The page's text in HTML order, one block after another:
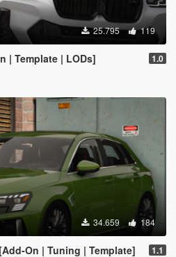
25.795 119
| Template | LODs] 1.0
34.659 184
On | Tuning | Template] 1.1